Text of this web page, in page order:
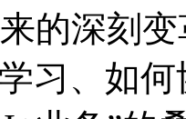
深刻变革
、如